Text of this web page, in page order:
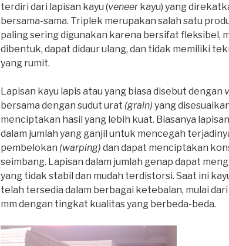
terdiri dari lapisan kayu (veneerkayu) yang
bersama-sama. Triplek merupakan salah satu
paling sering digunakan karena bersifat fleksibel,
dibentuk, dapat didaur ulang, dan tidak memiliki
yang rumit.
Lapisan kayu lapis atau yang biasa disebut dengan
bersama dengan sudut urat (grain) yang
menciptakan hasil yang lebih kuat. Biasanya
dalam jumlah yang ganjil untuk mencegah
pembelokan (warping) dan dapat menciptakan
seimbang. Lapisan dalam jumlah genap dapat
yang tidak stabil dan mudah terdistorsi. Saat ini
telah tersedia dalam berbagai ketebalan, mulai dari
mm dengan tingkat kualitas yang berbeda-beda.